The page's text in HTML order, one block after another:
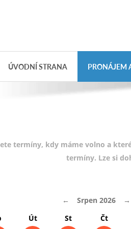
ÚVODNÍ STRANA PRONÁJEM
termíny, kdy máme volno a
termíny. Lze si
← Srpen 2026
→
Út St Čt